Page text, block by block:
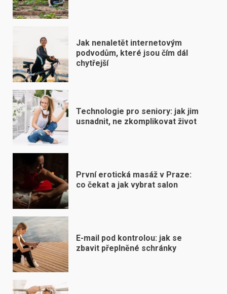
Jak nenaletět internetovým
podvodům, které jsou čím dál
chytřejší
Technologie pro seniory: jak jim
usnadnit, ne zkomplikovat život
První erotická masáž v Praze:
co čekat a jak vybrat salon
E-mail pod kontrolou: jak se
zbavit přeplněné schránky